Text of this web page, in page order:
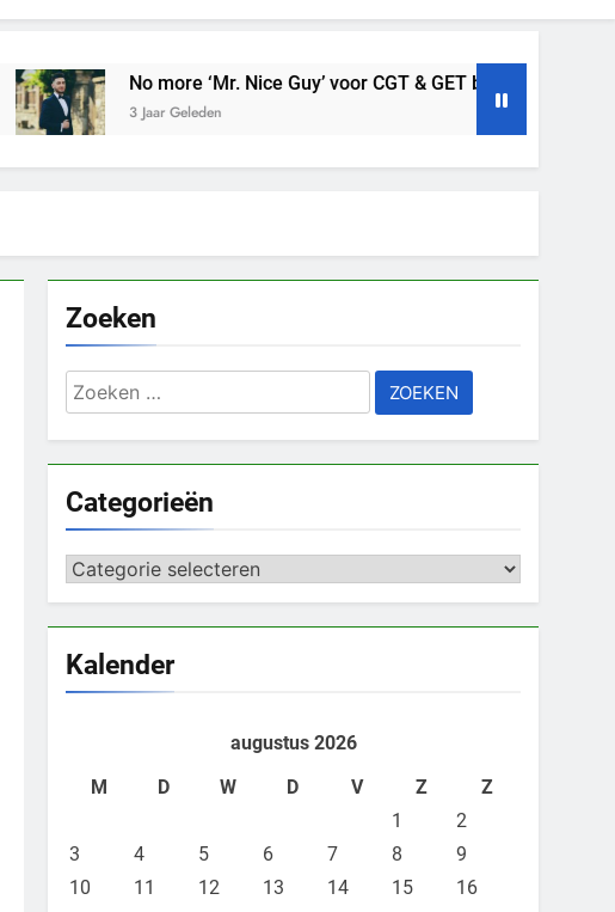
No more ‘Mr. Nice Guy’ voor CGT & GET bij ME/CVS
3 Jaar Geleden
Zoeken
Zoeken
naar:
Categorieën
Categorieën
Kalender
augustus 2026
M
D W D V Z
Z
1
2
3
4 5 6 7 8
9
10
11 12 13 14 15
16